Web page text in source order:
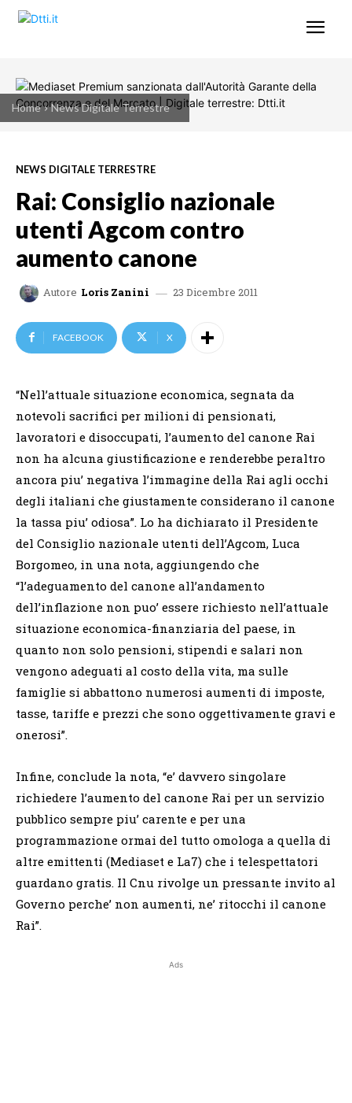
Home News Digitale Terrestre
NEWS DIGITALE TERRESTRE
Rai: Consiglio nazionale
utenti Agcom contro
aumento canone
Autore Loris Zanini 23 Dicembre 2011
FACEBOOK X
“Nell’attuale situazione economica, segnata da
notevoli sacrifici per milioni di pensionati,
lavoratori e disoccupati, l’aumento del canone Rai
non ha alcuna giustificazione e renderebbe peraltro
ancora piu’ negativa l’immagine della Rai agli occhi
degli italiani che giustamente considerano il canone
la tassa piu’ odiosa”. Lo ha dichiarato il Presidente
del Consiglio nazionale utenti dell’Agcom, Luca
Borgomeo, in una nota, aggiungendo che
“l’adeguamento del canone all’andamento
dell’inflazione non puo’ essere richiesto nell’attuale
situazione economica-finanziaria del paese, in
quanto non solo pensioni, stipendi e salari non
vengono adeguati al costo della vita, ma sulle
famiglie si abbattono numerosi aumenti di imposte,
tasse, tariffe e prezzi che sono oggettivamente gravi e
onerosi”.
Infine, conclude la nota, “e’ davvero singolare
richiedere l’aumento del canone Rai per un servizio
pubblico sempre piu’ carente e per una
programmazione ormai del tutto omologa a quella di
altre emittenti (Mediaset e La7) che i telespettatori
guardano gratis. Il Cnu rivolge un pressante invito al
Governo perche’ non aumenti, ne’ ritocchi il canone
Rai”.
Ads